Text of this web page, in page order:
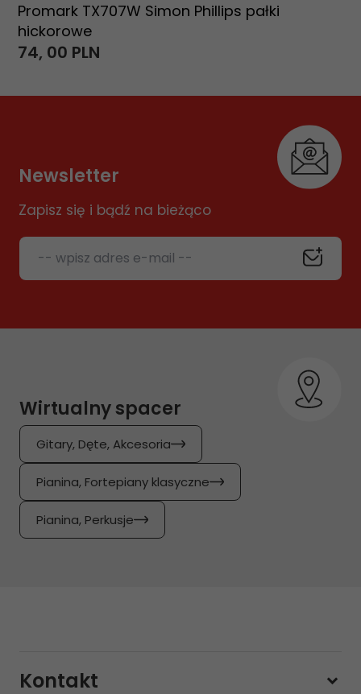
Promark TX707W Simon Phillips pałki
hickorowe
74, 00 PLN
Newsletter
Zapisz się i bądź na bieżąco
-- wpisz adres e-mail --
Wirtualny spacer
Gitary, Dęte, Akcesoria
Pianina, Fortepiany klasyczne
Pianina, Perkusje
Kontakt